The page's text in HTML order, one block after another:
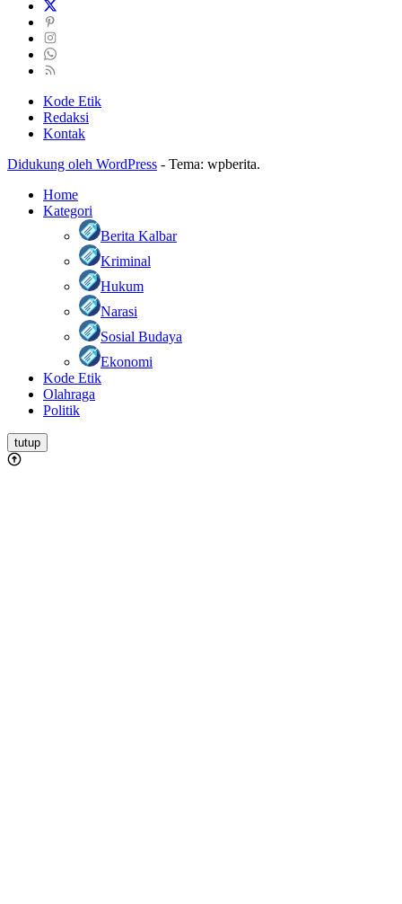
Kode Etik
Redaksi
Kontak
Didukung oleh WordPress - Tema: wpberita.
Home
Kategori
Berita Kalbar
Kriminal
Hukum
Narasi
Sosial Budaya
Ekonomi
Kode Etik
Olahraga
Politik
tutup